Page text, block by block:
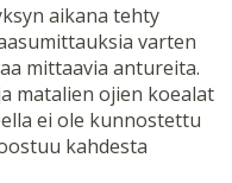
aikana tehty
varten
mittaavia antureita.
matalien ojien koealat
ei ole kunnostettu
kahdesta